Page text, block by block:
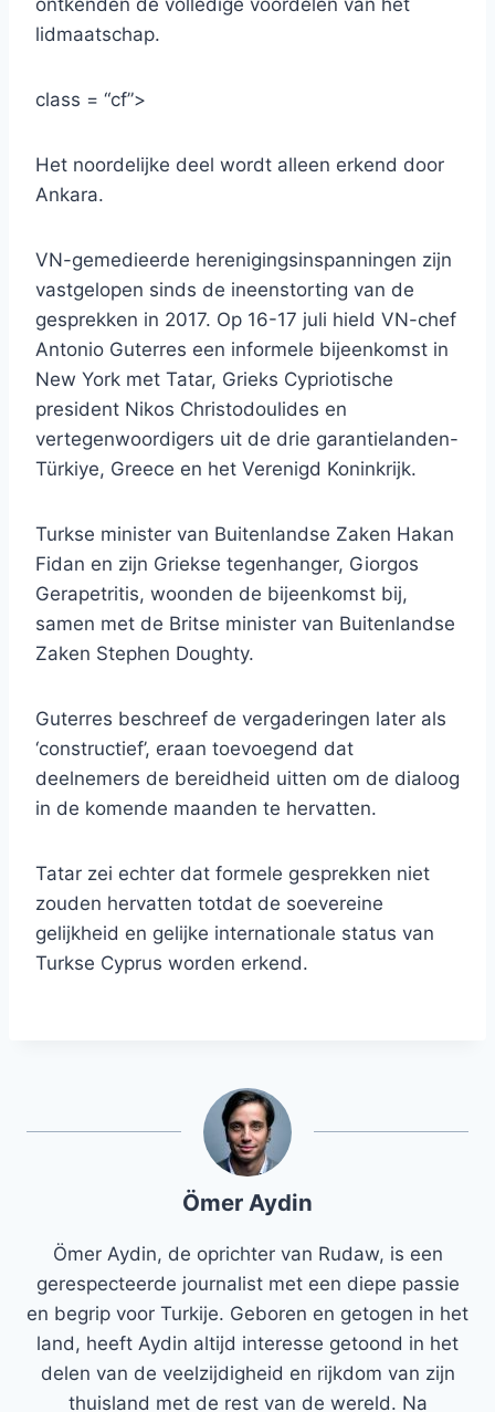
ontkenden de volledige voordelen van het
lidmaatschap.
class = “cf”>
Het noordelijke deel wordt alleen erkend door
Ankara.
VN-gemedieerde herenigingsinspanningen zijn
vastgelopen sinds de ineenstorting van de
gesprekken in 2017. Op 16-17 juli hield VN-chef
Antonio Guterres een informele bijeenkomst in
New York met Tatar, Grieks Cypriotische
president Nikos Christodoulides en
vertegenwoordigers uit de drie garantielanden-
Türkiye, Greece en het Verenigd Koninkrijk.
Turkse minister van Buitenlandse Zaken Hakan
Fidan en zijn Griekse tegenhanger, Giorgos
Gerapetritis, woonden de bijeenkomst bij,
samen met de Britse minister van Buitenlandse
Zaken Stephen Doughty.
Guterres beschreef de vergaderingen later als
‘constructief’, eraan toevoegend dat
deelnemers de bereidheid uitten om de dialoog
in de komende maanden te hervatten.
Tatar zei echter dat formele gesprekken niet
zouden hervatten totdat de soevereine
gelijkheid en gelijke internationale status van
Turkse Cyprus worden erkend.
Ömer Aydin
Ömer Aydin, de oprichter van Rudaw, is een
gerespecteerde journalist met een diepe passie
en begrip voor Turkije. Geboren en getogen in het
land, heeft Aydin altijd interesse getoond in het
delen van de veelzijdigheid en rijkdom van zijn
thuisland met de rest van de wereld. Na